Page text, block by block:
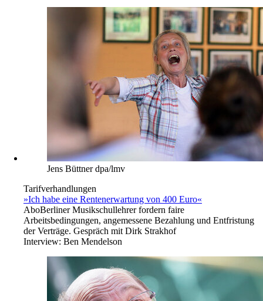
Jens Büttner dpa/lmv
Tarifverhandlungen
»Ich habe eine Rentenerwartung von 400 Euro«
AboBerliner Musikschullehrer fordern faire
Arbeitsbedingungen, angemessene Bezahlung und Entfristung
der Verträge. Gespräch mit Dirk Strakhof
Interview: Ben Mendelson